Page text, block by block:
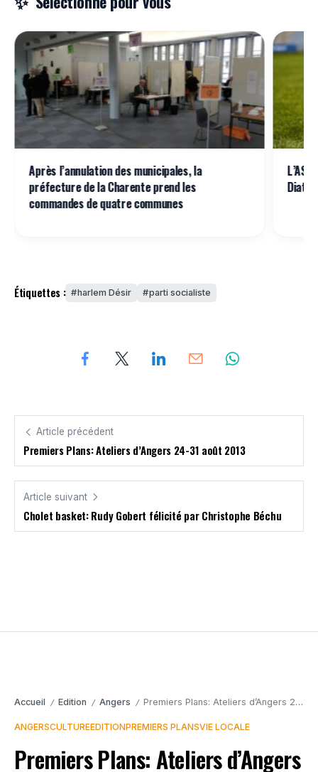
Après l’annulation des municipales, la
préfecture de la Charente prend les
commandes de quatre communes
Diatta
Étiquettes : harlem Désir parti socialiste
Article précédent
Premiers Plans: Ateliers d’Angers 24-31 août 2013
Article suivant
Cholet basket: Rudy Gobert félicité par Christophe Béchu
Accueil / Edition / Angers / Premiers Plans: Ateliers d’Angers 24-31 août 2013
ANGERSCULTUREEDITIONPREMIERS PLANSVIE LOCALE
Premiers Plans: Ateliers d’Angers